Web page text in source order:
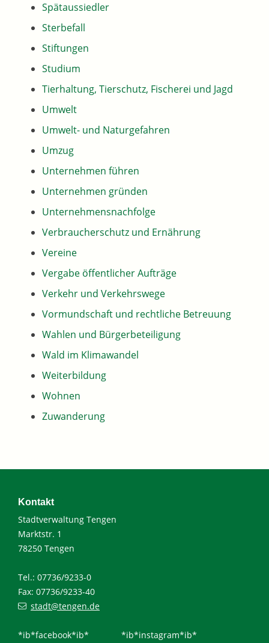
Spätaussiedler
Sterbefall
Stiftungen
Studium
Tierhaltung, Tierschutz, Fischerei und Jagd
Umwelt
Umwelt- und Naturgefahren
Umzug
Unternehmen führen
Unternehmen gründen
Unternehmensnachfolge
Verbraucherschutz und Ernährung
Vereine
Vergabe öffentlicher Aufträge
Verkehr und Verkehrswege
Vormundschaft und rechtliche Betreuung
Wahlen und Bürgerbeteiligung
Wald im Klimawandel
Weiterbildung
Wohnen
Zuwanderung
Kontakt
Stadtverwaltung Tengen
Marktstr. 1
78250 Tengen
Tel.: 07736/9233-0
Fax: 07736/9233-40
stadt@tengen.de
*ib*facebook*ib*
*ib*instagram*ib*